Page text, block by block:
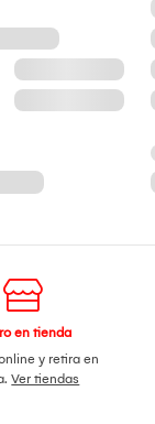
en tienda
y retira en
Ver tiendas